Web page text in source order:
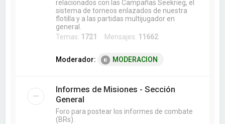
relacionados con las Campañas Seekrieg, el
sistema de torneos enlazados de nuestra
flotilla y a las partidas multijugador en
general.
Temas: 1721 Mensajes: 11662
Moderador: MODERACION
Informes de Misiones - Sección
General
Foro para postear los informes de combate
(BRs).